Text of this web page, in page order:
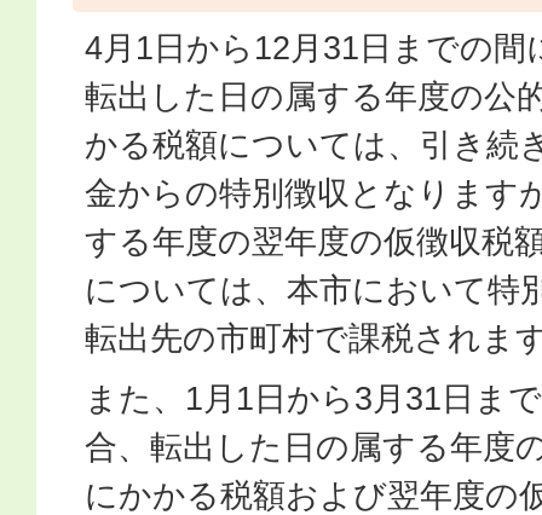
4月1日から12月31日までの間
転出した日の属する年度の公
かる税額については、引き続
金からの特別徴収となります
する年度の翌年度の仮徴収税
については、本市において特
転出先の市町村で課税されま
また、1月1日から3月31日ま
合、転出した日の属する年度
にかかる税額および翌年度の